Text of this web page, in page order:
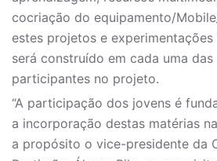
cocriação do equipamento/
estes projetos e experimentações
será construído em cada uma das
participantes no projeto.
“A participação dos jovens é
a incorporação destas matérias
a propósito o vice-presidente da